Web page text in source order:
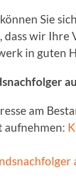
Sie
dass wir Ihre
in guten
am
aufnehmen: